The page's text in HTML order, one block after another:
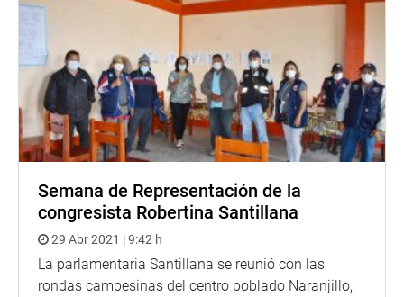
Semana de Representación de la
congresista Robertina Santillana
29 Abr 2021 | 9:42 h
La parlamentaria Santillana se reunió con las
rondas campesinas del centro poblado Naranjillo,